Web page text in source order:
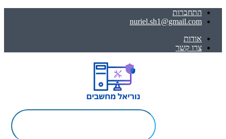
התחברות
nuriel.sh1@gmail.com
אודות
צרו קשר